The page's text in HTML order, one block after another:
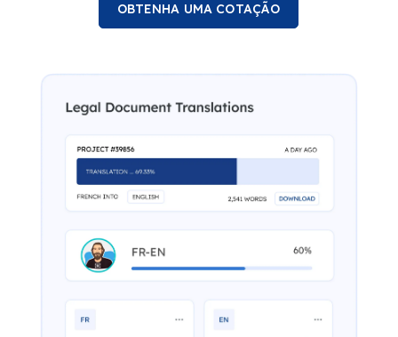
OBTENHA UMA COTAÇÃO